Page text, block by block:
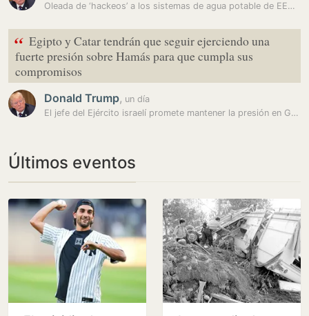
Oleada de ‘hackeos’ a los sistemas de agua potable de EEUU: la guerra…
“ Egipto y Catar tendrán que seguir ejerciendo una
fuerte presión sobre Hamás para que cumpla sus
compromisos
Donald Trump, un día
El jefe del Ejército israelí promete mantener la presión en Gaza
Últimos eventos